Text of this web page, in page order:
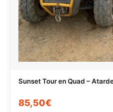
Sunset Tour en Quad –
85,50€